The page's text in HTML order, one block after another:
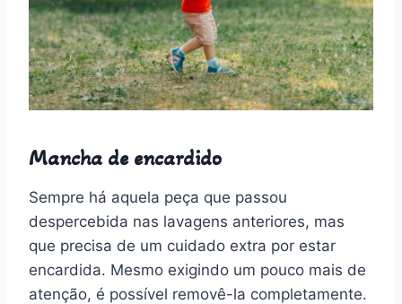
Mancha de encardido
Sempre há aquela peça que passou
despercebida nas lavagens anteriores, mas
que precisa de um cuidado extra por estar
encardida. Mesmo exigindo um pouco mais de
atenção, é possível removê-la completamente.